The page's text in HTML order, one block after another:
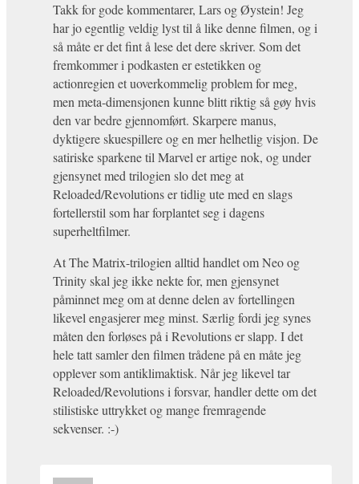
Takk for gode kommentarer, Lars og Øystein! Jeg
har jo egentlig veldig lyst til å like denne filmen, og i
så måte er det fint å lese det dere skriver. Som det
fremkommer i podkasten er estetikken og
actionregien et uoverkommelig problem for meg,
men meta-dimensjonen kunne blitt riktig så gøy hvis
den var bedre gjennomført. Skarpere manus,
dyktigere skuespillere og en mer helhetlig visjon. De
satiriske sparkene til Marvel er artige nok, og under
gjensynet med trilogien slo det meg at
Reloaded/Revolutions er tidlig ute med en slags
fortellerstil som har forplantet seg i dagens
superheltfilmer.
At The Matrix-trilogien alltid handlet om Neo og
Trinity skal jeg ikke nekte for, men gjensynet
påminnet meg om at denne delen av fortellingen
likevel engasjerer meg minst. Særlig fordi jeg synes
måten den forløses på i Revolutions er slapp. I det
hele tatt samler den filmen trådene på en måte jeg
opplever som antiklimaktisk. Når jeg likevel tar
Reloaded/Revolutions i forsvar, handler dette om det
stilistiske uttrykket og mange fremragende
sekvenser. :-)